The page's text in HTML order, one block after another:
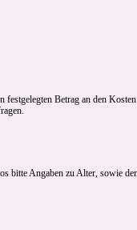
festgelegten Betrag an den
bitte Angaben zu Alter, sowie